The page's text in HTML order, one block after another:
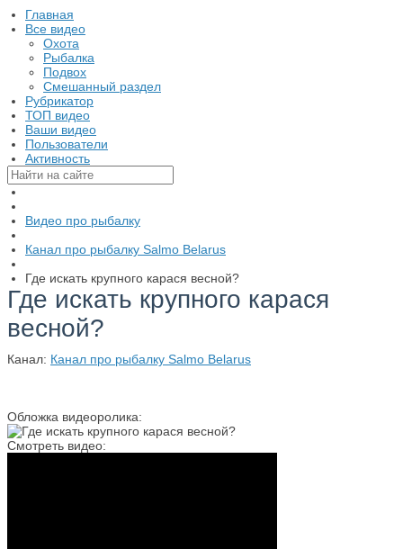
Главная
Все видео
Охота
Рыбалка
Подвох
Смешанный раздел
Рубрикатор
ТОП видео
Ваши видео
Пользователи
Активность
Видео про рыбалку
Канал про рыбалку Salmo Belarus
Где искать крупного карася весной?
Где искать крупного карася
весной?
Канал: Канал про рыбалку Salmo Belarus
Обложка видеоролика:
Смотреть видео: